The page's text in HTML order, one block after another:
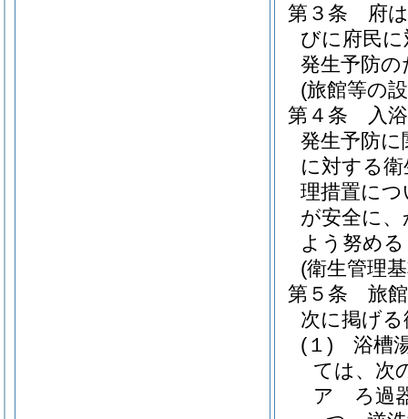
第３条
府
びに府民
発生予防
(旅館等の
第４条
入
発生予防
に対する
理措置に
が安全に
よう努め
(衛生管理
第５条
旅
次に掲げ
(１)
浴槽
ては、次
ア
ろ過